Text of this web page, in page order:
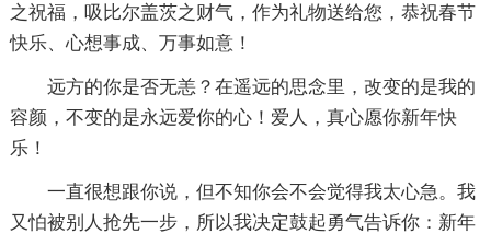
之祝福，吸比尔盖茨之财气，作为礼物送给您，恭祝春节
快乐、心想事成、万事如意！
远方的你是否无恙？在遥远的思念里，改变的是我的
容颜，不变的是永远爱你的心！爱人，真心愿你新年快
乐！
一直很想跟你说，但不知你会不会觉得我太心急。我
又怕被别人抢先一步，所以我决定鼓起勇气告诉你：新年